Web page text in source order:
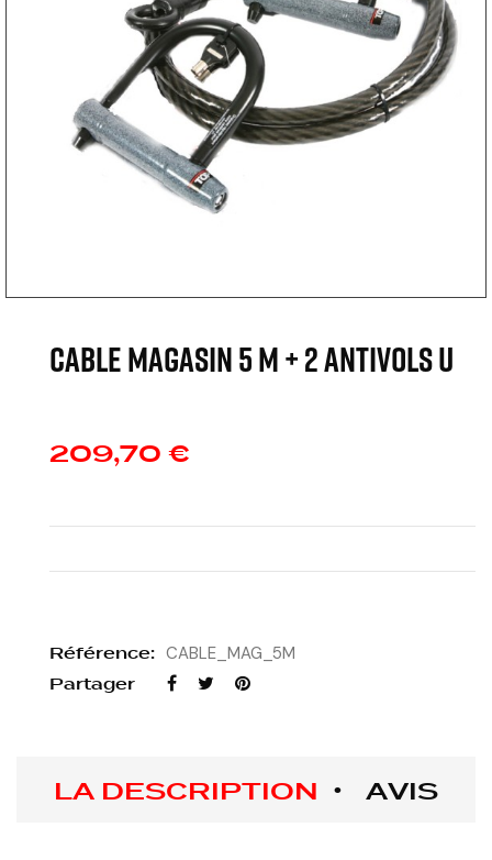
CABLE MAGASIN 5 m + 2 antivols U
209,70 €
Référence: CABLE_MAG_5M
Partager
LA DESCRIPTION AVIS